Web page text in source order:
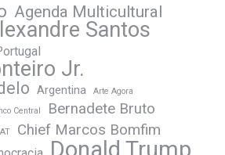
Agenda Multicultural
Santos
Jr.
Argentina Arte Agora
Central Bernadete Bruto
Chief Marcos Bomfim
Donald Trump